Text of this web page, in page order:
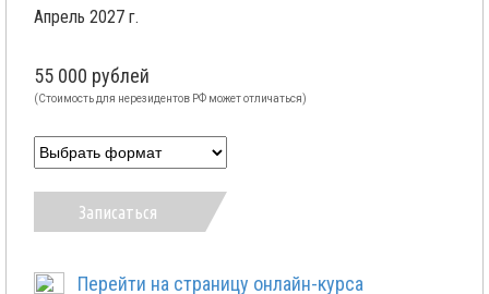
Апрель 2027 г.
55 000 рублей
(Стоимость для нерезидентов РФ может отличаться)
Записаться
Перейти на страницу онлайн-курса